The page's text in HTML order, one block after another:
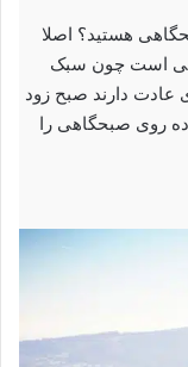
هستید؟ اصلا
است چون سبک
دارند صبح زود
روی صبحگاهی را